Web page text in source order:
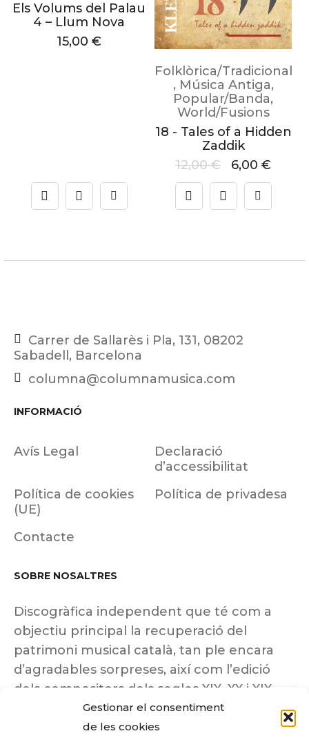
Gestionar el consentiment
de les cookies
Els Volums del Palau
4 – Llum Nova
15,00 €
Folklòrica/Tradicional
, Música Antiga,
Popular/Banda,
World/Fusions
18 - Tales of a Hidden
Zaddik
12,00€ 6,00 €
Carrer de Sallarès i Pla, 131, 08202
Sabadell, Barcelona
columna@columnamusica.com
INFORMACIÓ
Avís Legal
Declaració
d’accessibilitat
Política de cookies
(UE)
Política de privadesa
Contacte
SOBRE NOSALTRES
Discogràfica independent que té com a
objectiu principal la recuperació del
patrimoni musical català, tan ple encara
d’agradables sorpreses, així com l’edició
dels compositors dels segles XIX, XX i XIX
insuficientment coneguts.